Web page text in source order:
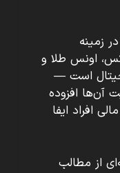
زمینه
اونس طلا و
است —
آن‌ها افزوده
افراد ایفا
از مطالب